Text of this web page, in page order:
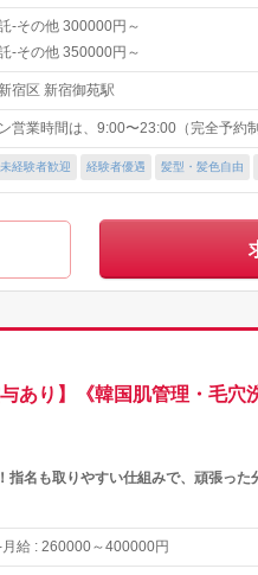
-その他 300000円～
-その他 350000円～
宿区 新宿御苑駅
営業時間は、9:00〜23:00（完全予約
未経験者歓迎 経験者優遇 髪型・髪色自由
あり】《韓国肌管理・毛穴
指名も取りやすい仕組みで、頑張っ
給 : 260000～400000円